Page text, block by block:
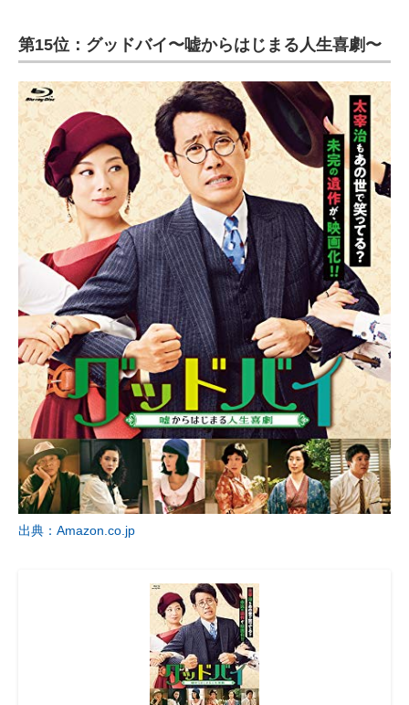
第15位：グッドバイ〜嘘からはじまる人生喜劇〜
出典：Amazon.co.jp